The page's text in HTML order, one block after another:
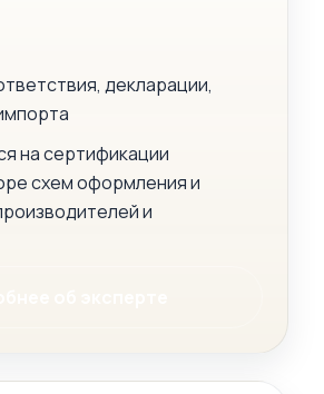
декларации,
на сертификации
схем оформления и
и